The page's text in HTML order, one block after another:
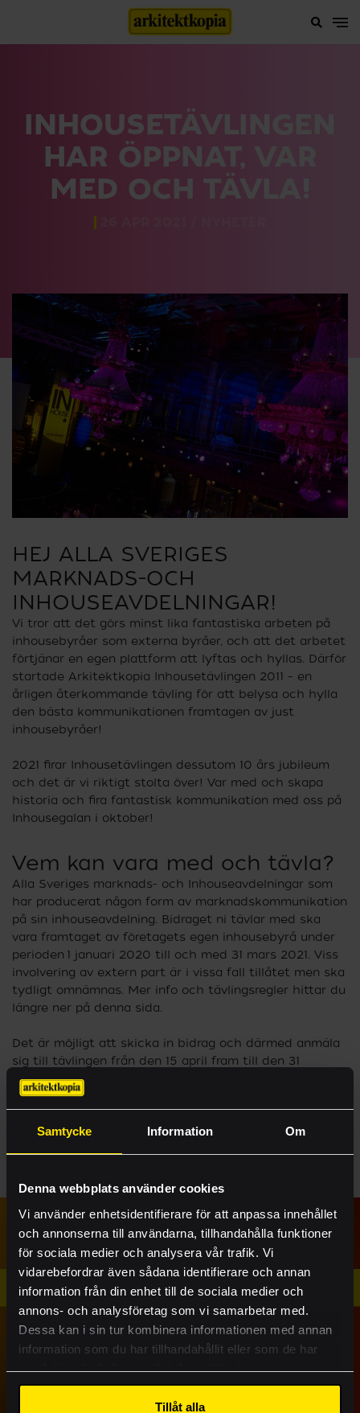
Samtycke Information Om
Denna webbplats använder cookies
Vi använder enhetsidentifierare för att anpassa innehållet
och annonserna till användarna, tillhandahålla funktioner
för sociala medier och analysera vår trafik. Vi
vidarebefordrar även sådana identifierare och annan
information från din enhet till de sociala medier och
annons- och analysföretag som vi samarbetar med.
Dessa kan i sin tur kombinera informationen med annan
information som du har tillhandahållit eller som de har
samlat in när du har använt deras tjänster.
Tillåt alla
INHOUSETÄVLINGEN
HAR ÖPPNAT, VAR
MED OCH TÄVLA!
HEJ ALLA SVERIGES
MARKNADS-OCH
INHOUSEAVDELNINGAR!
Vi tror att det görs minst lika fantastiska arbeten på
inhousebyråer som externa byråer, och att det arbetet
förtjänar en egen plattform att lyftas och hyllas. Därför
startade Arkitektkopia Inhousetävlingen 2011 – en
årligen återkommande tävling för att belysa och hylla
den bästa kommunikationen framtagen av just
inhousebyråer!
2021 firar Inhousetävlingen dessutom 10 års jubileum
och det är vi riktigt stolta över! Var med och skapa
historia och fira fantastisk kommunikation med oss på
Inhousegalan i oktober!
Vem kan vara med och tävla?
Alla Sveriges marknads- och Inhouseavdelningar som
har producerat någon form av marknadskommunikation
på sin inhouseavdelning. Bidraget ni tävlar med ska
vara framtaget av företagets egen inhousebyrå under
perioden 1 januari 2020 till och med 31 mars 2021 . Viss
involvering av extern part är i vissa fall tillåtet men ska
tydligt omnämnas. Mer info och tävlingsregler hittar du
längre ner på denna sida.
Det är möjligt att skicka in bidrag och därmed anmäla
sig till tävlingen från den 15 april fram till den 31
augusti.
Läs mer om tävlingen och lämna in dittbidrag.
Lycka till!
SENASTE NYHETERNA
Vi ger nytt liv åt
E-handel
Offert
Produkter
Tjänster
Ritningsbeställning
Case
Kontakt
Visa mer
Lämna rätt material